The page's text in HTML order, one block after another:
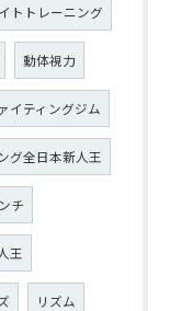
トトレーニング
動体視力
イティングジム
グ全日本新人王
チ
王
リズム